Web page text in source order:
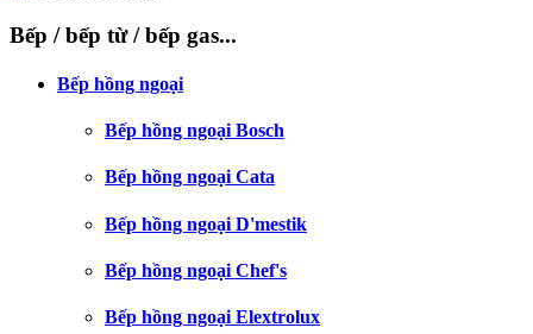
Bếp / bếp từ / bếp gas...
Bếp hồng ngoại
Bếp hồng ngoại Bosch
Bếp hồng ngoại Cata
Bếp hồng ngoại D'mestik
Bếp hồng ngoại Chef's
Bếp hồng ngoại Elextrolux